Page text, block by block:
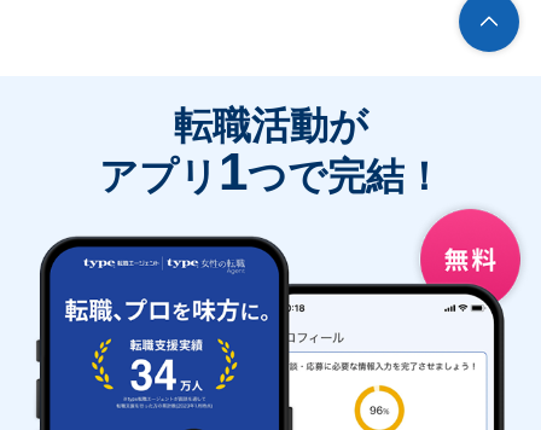
転職活動が
アプリ 1つで完結！